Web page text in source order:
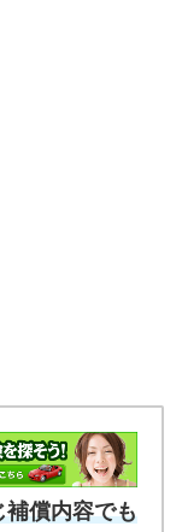
補償内容でも